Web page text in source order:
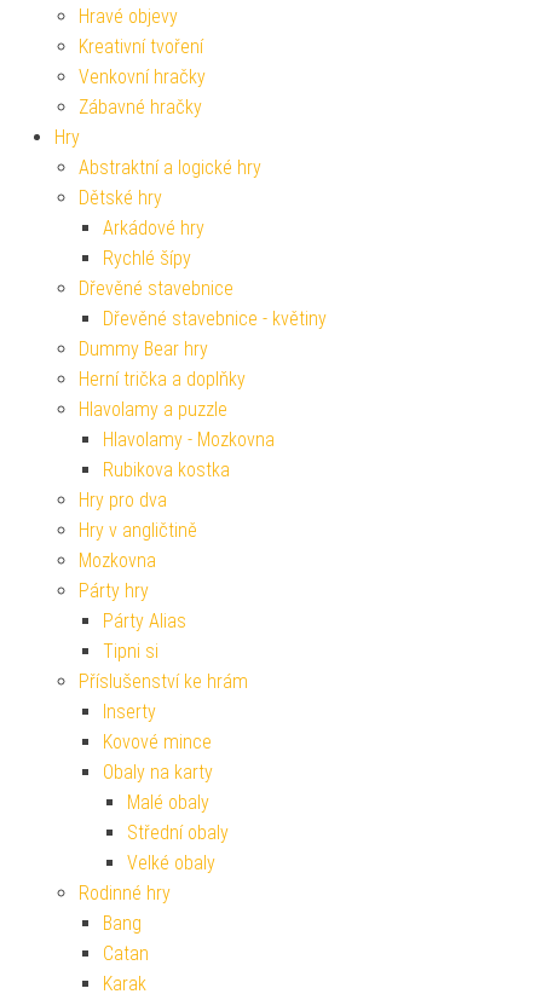
Hravé objevy
Kreativní tvoření
Venkovní hračky
Zábavné hračky
Hry
Abstraktní a logické hry
Dětské hry
Arkádové hry
Rychlé šípy
Dřevěné stavebnice
Dřevěné stavebnice - květiny
Dummy Bear hry
Herní trička a doplňky
Hlavolamy a puzzle
Hlavolamy - Mozkovna
Rubikova kostka
Hry pro dva
Hry v angličtině
Mozkovna
Párty hry
Párty Alias
Tipni si
Příslušenství ke hrám
Inserty
Kovové mince
Obaly na karty
Malé obaly
Střední obaly
Velké obaly
Rodinné hry
Bang
Catan
Karak